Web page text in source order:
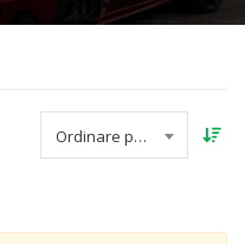
Ordinare per data